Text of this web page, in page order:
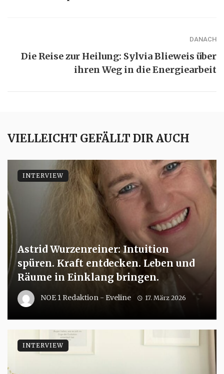
DANACH
Die Reise zur Heilung: Sylvia Blieweis über
ihren Weg in die Energiearbeit
VIELLEICHT GEFÄLLT DIR AUCH
Astrid Wurzenreiner: Intuition
spüren. Kraft entdecken. Leben und
Räume in Einklang bringen.
NOE 1 Redaktion - Eveline 17. März 2026
INTERVIEW
INTERVIEW